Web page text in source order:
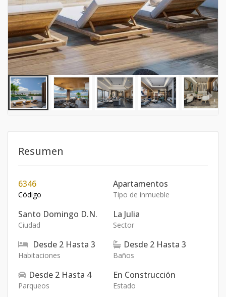
Resumen
6346
Código
Apartamentos
Tipo de inmueble
Santo Domingo D.N.
Ciudad
La Julia
Sector
Desde 2 Hasta 3
Habitaciones
Desde 2 Hasta 3
Baños
Desde 2 Hasta 4
Parqueos
En Construcción
Estado